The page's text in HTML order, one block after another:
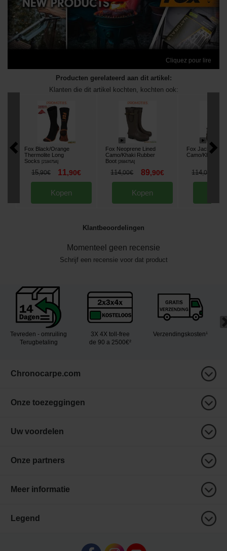
Cliquez pour lire
Producten gerelateerd aan dit artikel:
Klanten die dit artikel kochten, kochten ook:
Fox Black/Orange
Thermolite Long
Socks [218475A]
15,90€ 11,90€
Kopen
Fox Neoprene Lined
Camo/Khaki Rubber
Boot [268475A]
114,00€ 89,90€
Kopen
Fox Jacket RS
Camo/Khaki
114,00
Klantbeoordelingen
Momenteel geen recensie
Schrijf een recensie voor dat product
Tevreden - omruiling
Terugbetaling
3X 4X toll-free
de 90 a 2500€²
Verzendingskosten¹
Chronocarpe.com
Onze toezeggingen
Uw voordelen
Onze partners
Meer informatie
Legend